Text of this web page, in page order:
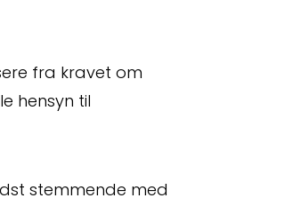
fra kravet om
hensyn til
stemmende med